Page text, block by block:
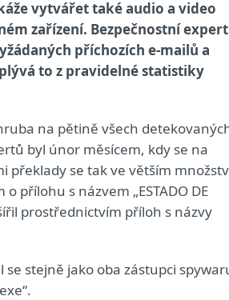
vytvářet také audio a video
zařízení. Bezpečnostní
příchozích e-mailů a
to z pravidelné statistiky
na pětině všech
byl únor měsícem, kdy se na
překlady se tak ve větším
přílohu s názvem „ESTADO DE
prostřednictvím příloh s názvy
stejně jako oba zástupci